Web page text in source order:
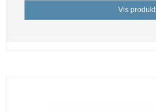
Vis produkt